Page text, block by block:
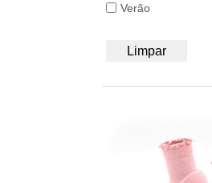
86/92
BiOBUDDi
Bodywear Beeren
BS Toys
Verão
Limpar